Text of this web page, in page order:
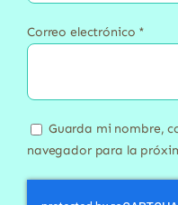
Correo electrónico *
Guarda mi nombre,
navegador para la